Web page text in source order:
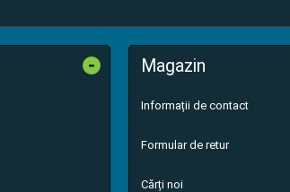
- Magazin
Informații de contact
Formular de retur
Cărți noi